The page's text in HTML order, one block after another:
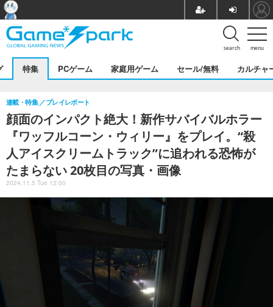
menu
search
特集 PCゲーム 家庭用ゲーム セール/無料 カルチャ
顔面のインパクト絶大！新作サバイバルホラー
『ワッフルコーン・ウィリー』をプレイ。“殺
人アイスクリームトラック”に追われる恐怖が
たまらない 20枚目の写真・画像
連載・特集 プレイレポート
2024.11.5 Tue 12:00